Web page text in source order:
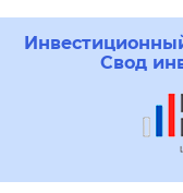
Свод